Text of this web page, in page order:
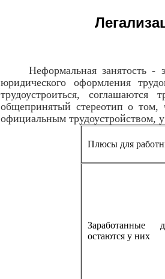
Неформальная занятость - это
юридического оформления
трудоустроиться,
общепринятый стереотип о том,
официальным трудоустройством,
Плюсы для
Заработанные
остаются у них